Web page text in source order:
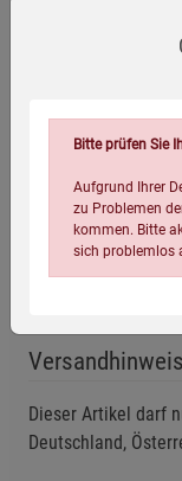
Kann bei
verursachen.
einsetzen.
Mehr anzeigen
Versandhinweis
Dieser Artikel darf
Deutschland,
Bitte prüfen Sie
Aufgrund Ihrer
zu Problemen
kommen. Bitte
sich problemlos